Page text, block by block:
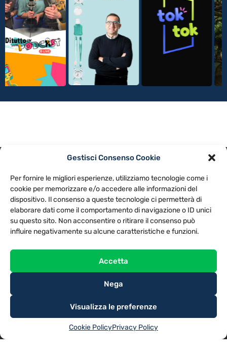
Gestisci Consenso Cookie
Per fornire le migliori esperienze, utilizziamo tecnologie come i
cookie per memorizzare e/o accedere alle informazioni del
dispositivo. Il consenso a queste tecnologie ci permetterà di
elaborare dati come il comportamento di navigazione o ID unici
su questo sito. Non acconsentire o ritirare il consenso può
influire negativamente su alcune caratteristiche e funzioni.
Accetta
Nega
Visualizza le preferenze
Cookie PolicyPrivacy Policy
NOTE LEGALI
CONTATTACI PREFERENZE
TV LIBERA S.P.A.
Via Monteleonese 95/21 – 51100 Pistoia (PT)
Tel. 0573.9136 / Fax 0573.913615